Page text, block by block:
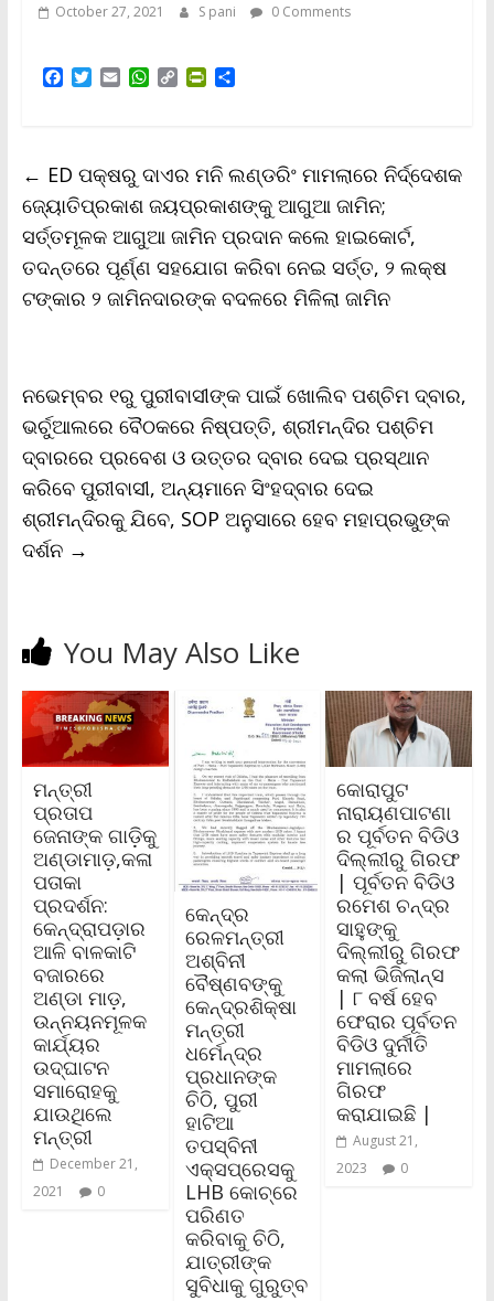
October 27, 2021 S pani 0 Comments
F
o
o
k
T
e
r
E
W
A
p
p
C
i
n
k
P
F
r
i
e
d
l
S
← ED ପକ୍ଷରୁ ଦାଏର ମନି ଲଣ୍ଡରିଂ ମାମଲାରେ ନିର୍ଦ୍ଦେଶକ
ଜ୍ୟୋତିପ୍ରକାଶ ଜୟପ୍ରକାଶଙ୍କୁ ଆଗୁଆ ଜାମିନ;
ସର୍ତ୍ତମୂଳକ ଆଗୁଆ ଜାମିନ ପ୍ରଦାନ କଲେ ହାଇକୋର୍ଟ,
ତଦନ୍ତରେ ପୂର୍ଣ୍ଣ ସହଯୋଗ କରିବା ନେଇ ସର୍ତ୍ତ, ୨ ଲକ୍ଷ
ଟଙ୍କାର ୨ ଜାମିନଦାରଙ୍କ ବଦଳରେ ମିଳିଲା ଜାମିନ
ନଭେମ୍ବର ୧ରୁ ପୁରୀବାସୀଙ୍କ ପାଇଁ ଖୋଲିବ ପଶ୍ଚିମ ଦ୍ବାର,
ଭର୍ଚୁଆଲରେ ବୈଠକରେ ନିଷ୍ପତ୍ତି, ଶ୍ରୀମନ୍ଦିର ପଶ୍ଚିମ
ଦ୍ବାରରେ ପ୍ରବେଶ ଓ ଉତ୍ତର ଦ୍ବାର ଦେଇ ପ୍ରସ୍ଥାନ
କରିବେ ପୁରୀବାସୀ, ଅନ୍ୟମାନେ ସିଂହଦ୍ବାର ଦେଇ
ଶ୍ରୀମନ୍ଦିରକୁ ଯିବେ, SOP ଅନୁସାରେ ହେବ ମହାପ୍ରଭୁଙ୍କ
ଦର୍ଶନ →
You May Also Like
ମନ୍ତ୍ରୀ
ପ୍ରତାପ
ଜେନାଙ୍କ ଗାଡ଼ିକୁ
ଅଣ୍ଡାମାଡ଼,କଳା
ପତାକା
ପ୍ରଦର୍ଶନ:
କେନ୍ଦ୍ରାପଡ଼ାର
ଆଳି ବାଳକାଟି
ବଜାରରେ
ଅଣ୍ଡା ମାଡ଼,
ଉନ୍ନୟନମୂଳକ
କାର୍ଯ୍ୟର
ଉଦ୍‌ଘାଟନ
ସମାରୋହକୁ
ଯାଉଥିଲେ
ମନ୍ତ୍ରୀ
December 21,
2021
0
କେନ୍ଦ୍ର
ରେଳମନ୍ତ୍ରୀ
ଅଶ୍ବିନୀ
ବୈଷ୍ଣବଙ୍କୁ
କେନ୍ଦ୍ରଶିକ୍ଷା
ମନ୍ତ୍ରୀ
ଧର୍ମେନ୍ଦ୍ର
ପ୍ରଧାନଙ୍କ
ଚିଠି, ପୁରୀ
ହାଟିଆ
ତପସ୍ବିନୀ
ଏକ୍ସପ୍ରେସକୁ
LHB କୋଚ୍‌ରେ
ପରିଣତ
କରିବାକୁ ଚିଠି,
ଯାତ୍ରୀଙ୍କ
ସୁବିଧାକୁ ଗୁରୁତ୍ବ
କୋରାପୁଟ
ନାରାୟଣପାଟଣା
ର ପୂର୍ବତନ ବିଡିଓ
ଦିଲ୍ଲୀରୁ ଗିରଫ
| ପୂର୍ବତନ ବିଡିଓ
ରମେଶ ଚନ୍ଦ୍ର
ସାହୁଙ୍କୁ
ଦିଲ୍ଲୀରୁ ଗିରଫ
କଲା ଭିଜିଲାନ୍ସ
| ୮ ବର୍ଷ ହେବ
ଫେରାର ପୂର୍ବତନ
ବିଡିଓ ଦୁର୍ନୀତି
ମାମଲାରେ
ଗିରଫ
କରାଯାଇଛି |
August 21,
2023
0